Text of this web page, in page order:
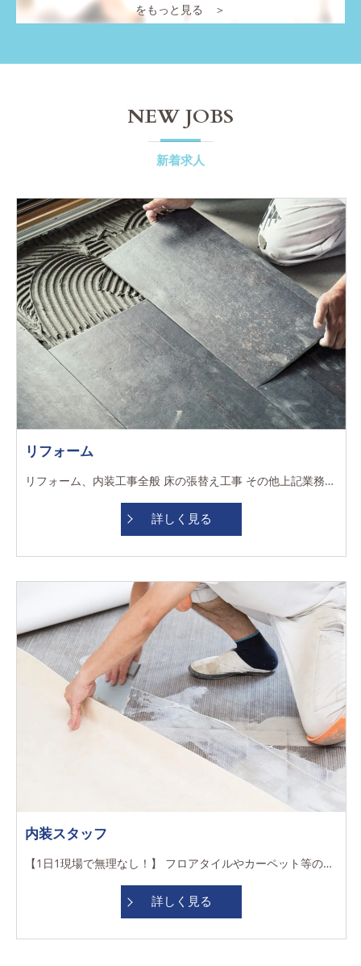
をもっと見る ＞
新着求人
NEW JOBS
リフォーム
リフォーム、内装工事全般 床の張替え工事 その他上記業務に付随する業務 早く終われば、現場によって直行直帰できるのは嬉しいです！ 技術を教えてもらえるサポート体制が手厚いので、ありがたいです！ 資格取得支援制度整っており、キャリアアップも目指せます！ 時代にあった働き方、職場の付き合い方が出来るのでストレスが少ないです！ ゆくゆく独立を考えている話を伝えても、温かくサポートしてもらえている所が嬉しいです！
詳しく見る
内装スタッフ
【1日1現場で無理なし！】 フロアタイルやカーペット等の施工をお任せします。床の仕上げに特化！ 劇場や体育館などの実績も★道具や設備投資にも積極的
詳しく見る